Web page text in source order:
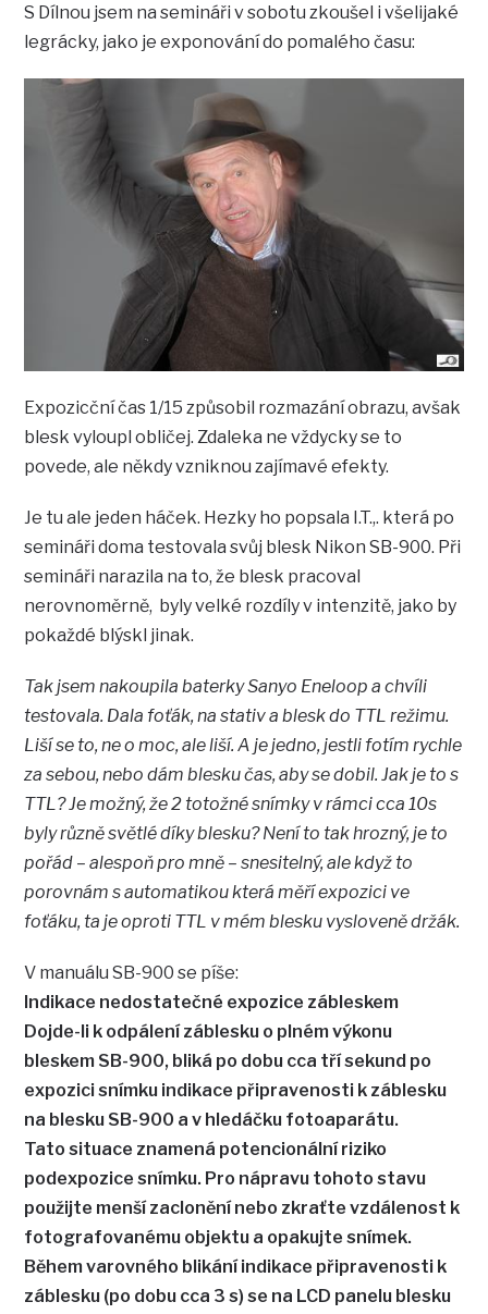
S Dílnou jsem na semináři v sobotu zkoušel i všelijaké
legrácky, jako je exponování do pomalého času:
Expozicční čas 1/15 způsobil rozmazání obrazu, avšak
blesk vyloupl obličej. Zdaleka ne vždycky se to
povede, ale někdy vzniknou zajímavé efekty.
Je tu ale jeden háček. Hezky ho popsala I.T.,. která po
semináři doma testovala svůj blesk Nikon SB-900. Při
semináři narazila na to, že blesk pracoval
nerovnoměrně, byly velké rozdíly v intenzitě, jako by
pokaždé blýskl jinak.
Tak jsem nakoupila baterky Sanyo Eneloop a chvíli
testovala. Dala foťák, na stativ a blesk do TTL režimu.
Liší se to, ne o moc, ale liší. A je jedno, jestli fotím rychle
za sebou, nebo dám blesku čas, aby se dobil. Jak je to s
TTL? Je možný, že 2 totožné snímky v rámci cca 10s
byly různě světlé díky blesku? Není to tak hrozný, je to
pořád – alespoň pro mně – snesitelný, ale když to
porovnám s automatikou která měří expozici ve
foťáku, ta je oproti TTL v mém blesku vysloveně držák.
V manuálu SB-900 se píše:
Indikace nedostatečné expozice zábleskem
Dojde-li k odpálení záblesku o plném výkonu
bleskem SB-900, bliká po dobu cca tří sekund po
expozici snímku indikace připravenosti k záblesku
na blesku SB-900 a v hledáčku fotoaparátu.
Tato situace znamená potencionální riziko
podexpozice snímku. Pro nápravu tohoto stavu
použijte menší zaclonění nebo zkraťte vzdálenost k
fotografovanému objektu a opakujte snímek.
Během varovného blikání indikace připravenosti k
záblesku (po dobu cca 3 s) se na LCD panelu blesku